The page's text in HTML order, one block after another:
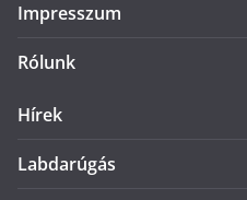
Impresszum
Rólunk
Hírek
Labdarúgás